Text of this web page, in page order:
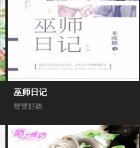
巫师日记
聲聲好聽